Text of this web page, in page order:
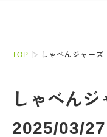
TOP しゃべんジャー
しゃべん
2025/03/27